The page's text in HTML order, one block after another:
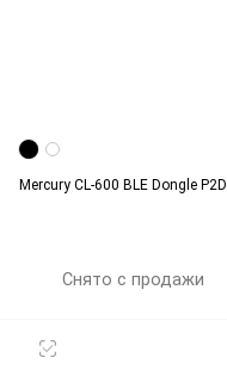
Mercury CL-600 BLE Dongle P2D
Снято с продажи